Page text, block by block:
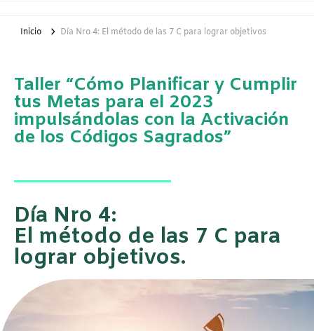
Inicio Día Nro 4: El método de las 7 C para lograr objetivos
Taller “Cómo Planificar y Cumplir
tus Metas para el 2023
impulsándolas con la Activación
de los Códigos Sagrados”
Día Nro 4:
El método de las 7 C para
lograr objetivos.